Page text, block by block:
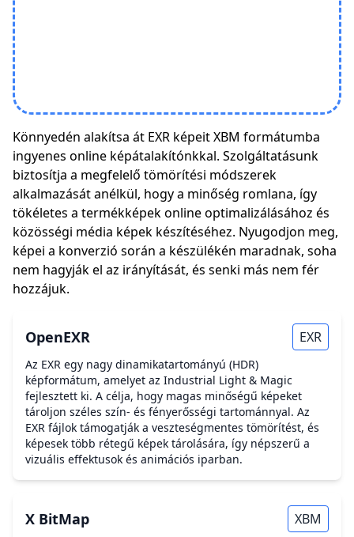
Könnyedén alakítsa át EXR képeit XBM formátumba
ingyenes online képátalakítónkkal. Szolgáltatásunk
biztosítja a megfelelő tömörítési módszerek
alkalmazását anélkül, hogy a minőség romlana, így
tökéletes a termékképek online optimalizálásához és
közösségi média képek készítéséhez. Nyugodjon meg,
képei a konverzió során a készülékén maradnak, soha
nem hagyják el az irányítását, és senki más nem fér
hozzájuk.
OpenEXR EXR
Az EXR egy nagy dinamikatartományú (HDR)
képformátum, amelyet az Industrial Light & Magic
fejlesztett ki. A célja, hogy magas minőségű képeket
tároljon széles szín- és fényerősségi tartománnyal. Az
EXR fájlok támogatják a veszteségmentes tömörítést, és
képesek több rétegű képek tárolására, így népszerű a
vizuális effektusok és animációs iparban.
X BitMap XBM